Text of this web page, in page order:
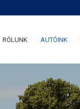
RÓLUNK AUTÓINK